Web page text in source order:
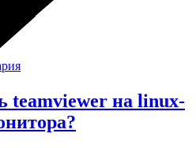
teamviewer на linux-